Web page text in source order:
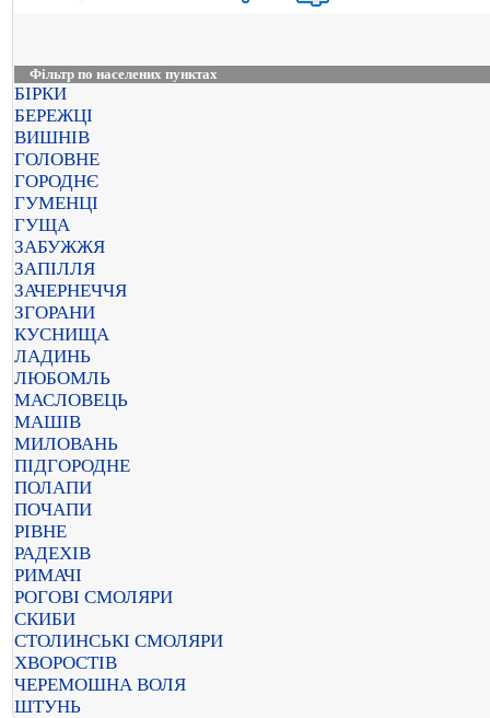
Фільтр по населених пунктах
БІРКИ
БЕРЕЖЦІ
ВИШНІВ
ГОЛОВНЕ
ГОРОДНЄ
ГУМЕНЦІ
ГУЩА
ЗАБУЖЖЯ
ЗАПІЛЛЯ
ЗАЧЕРНЕЧЧЯ
ЗГОРАНИ
КУСНИЩА
ЛАДИНЬ
ЛЮБОМЛЬ
МАСЛОВЕЦЬ
МАШІВ
МИЛОВАНЬ
ПІДГОРОДНЕ
ПОЛАПИ
ПОЧАПИ
РІВНЕ
РАДЕХІВ
РИМАЧІ
РОГОВІ СМОЛЯРИ
СКИБИ
СТОЛИНСЬКІ СМОЛЯРИ
ХВОРОСТІВ
ЧЕРЕМОШНА ВОЛЯ
ШТУНЬ